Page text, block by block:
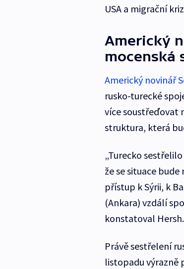
USA a migrační
Americký
mocenská
Americký novinář
rusko-turecké
více soustřeďovat
struktura, která
„Turecko
že se situace
přístup k Sýrii, k
(Ankara) vzdálí
konstatoval Hersh.
Právě sestřelení
listopadu výrazně